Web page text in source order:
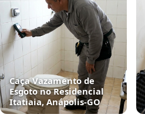
Caça Vazamento de
Esgoto no Residencial
Itatiaia, Anápolis‑GO